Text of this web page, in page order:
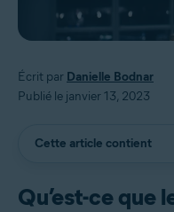
Écrit par Danielle Bodnar
Publié le janvier 13, 2023
Cette article contient
Qu’est-ce que